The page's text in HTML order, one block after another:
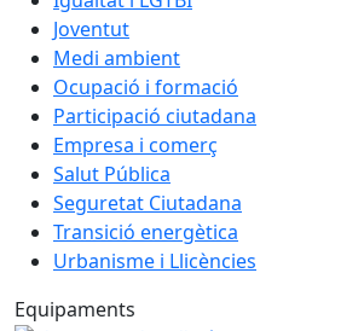
Joventut
Medi ambient
Ocupació i formació
Participació ciutadana
Empresa i comerç
Salut Pública
Seguretat Ciutadana
Transició energètica
Urbanisme i Llicències
Equipaments